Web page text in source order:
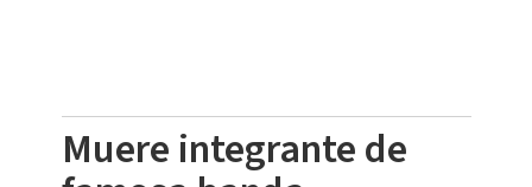
Muere integrante de